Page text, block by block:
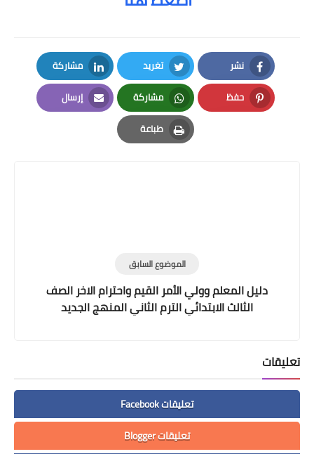
نشر
Facebook
تغريد
Twitter
مشاركة
LinkedIn
حفظ
Pinterest
مشاركة
Whatsapp
إرسال
Email
طباعة
Print
الموضوع السابق
دليل المعلم وولي الأمر القيم واحترام الاخر الصف
الثالث الابتدائي الترم الثاني المنهج الجديد
تعليقات
تعليقات Facebook
تعليقات Blogger